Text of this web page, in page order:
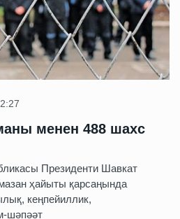
менен 488 шахс
Президенти Шавкат
ҳайыты қарсаңында
кеңпейиллик,
шәпәәт